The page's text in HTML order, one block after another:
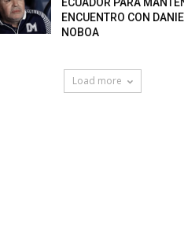
ENCUENTRO CON
NOBOA
Load more